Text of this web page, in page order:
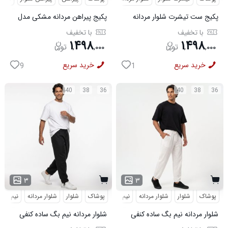
پکیج پیراهن مردانه مشکی مدل
VQ شلوار مردانه خاکی مدل
MOBIN
با تخفیف
۱,۴۹۸,۰۰۰
خرید سریع 9
پکیج ست تیشرت شلوار مردانه
مردانه مدل pavlo
با تخفیف
۱,۴۹۸,۰۰۰
خرید سریع 1
36
38
40
۳
پوشاک شلوار شلوار مردانه نیم بگ
شلوار مردانه نیم بگ ساده کنفی
36
38
40
۳
پوشاک شلوار شلوار مردانه نیم بگ
شلوار مردانه نیم بگ ساده کنفی